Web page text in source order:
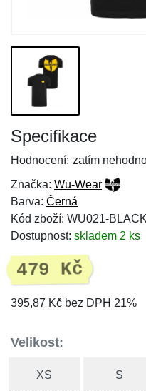
Specifikace
Hodnocení: zatím
Značka: Wu-Wear
Barva: Černá
Kód zboží: WU021-
Dostupnost: skladem 2 ks
479 Kč
395,87 Kč bez DPH 21%
Velikost:
XS S